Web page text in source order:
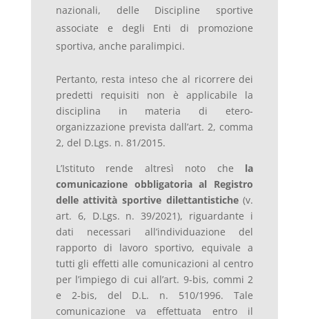
nazionali, delle Discipline sportive
associate e degli Enti di promozione
sportiva, anche paralimpici.
Pertanto, resta inteso che al ricorrere dei
predetti requisiti non è applicabile la
disciplina in materia di etero-
organizzazione prevista dall’art. 2, comma
2, del D.Lgs. n. 81/2015.
L’Istituto rende altresì noto che la
comunicazione obbligatoria al Registro
delle attività sportive dilettantistiche(v.
art. 6, D.Lgs. n. 39/2021), riguardante i
dati necessari all’individuazione del
rapporto di lavoro sportivo, equivale a
tutti gli effetti alle comunicazioni al centro
per l’impiego di cui all’art. 9-bis, commi 2
e 2-bis, del D.L. n. 510/1996. Tale
comunicazione va effettuata entro il